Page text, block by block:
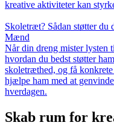
kreative aktiviteter kan
Skoletræt? Sådan støtter du
Mænd
Når din dreng mister lysten
hvordan du bedst støtter
skoletræthed, og få
hjælpe ham med at
hverdagen.
Skab rum for